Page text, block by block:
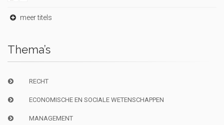
meer titels
Thema’s
RECHT
ECONOMISCHE EN SOCIALE WETENSCHAPPEN
MANAGEMENT